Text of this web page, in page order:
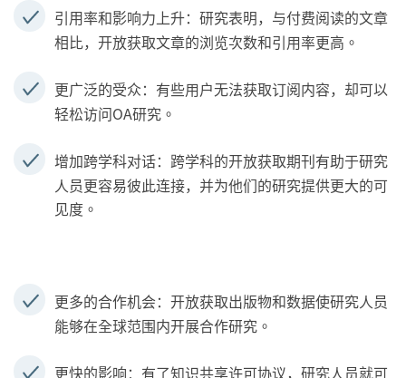
引用率和影响力上升： 研究表明，与付费阅读的文章
相比，开放获取文章的浏览次数和引用率更高。
更广泛的受众： 有些用户无法获取订阅内容，却可以
轻松访问OA研究。
增加跨学科对话： 跨学科的开放获取期刊有助于研究
人员更容易彼此连接，并为他们的研究提供更大的可
见度。
更多的合作机会： 开放获取出版物和数据使研究人员
能够在全球范围内开展合作研究。
更快的影响： 有了知识共享许可协议，研究人员就可